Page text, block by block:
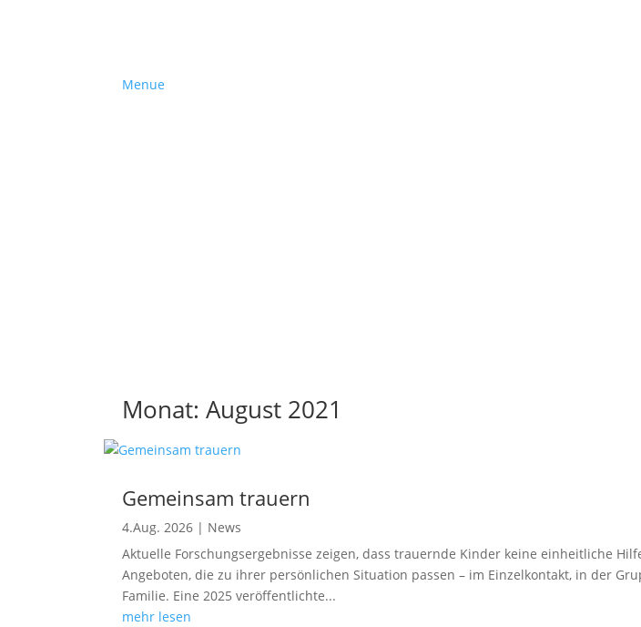
Menue
Monat:August 2021
Gemeinsam trauern
4.Aug. 2026 | News
Aktuelle Forschungsergebnisse zeigen, dass trauernde Kinder keine einheitliche
Angeboten, die zu ihrer persönlichen Situation passen – im Einzelkontakt, in der
Familie. Eine 2025 veröffentlichte...
mehr lesen